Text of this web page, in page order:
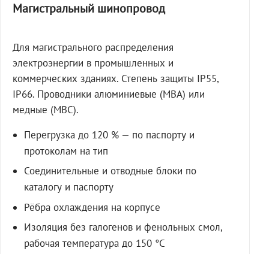
Магистральный шинопровод
Для магистрального распределения
электроэнергии в промышленных и
коммерческих зданиях. Степень защиты IP55,
IP66. Проводники алюминиевые (МВА) или
медные (МВС).
Перегрузка до 120 % — по паспорту и
протоколам на тип
Соединительные и отводные блоки по
каталогу и паспорту
Рёбра охлаждения на корпусе
Изоляция без галогенов и фенольных смол,
рабочая температура до 150 °C